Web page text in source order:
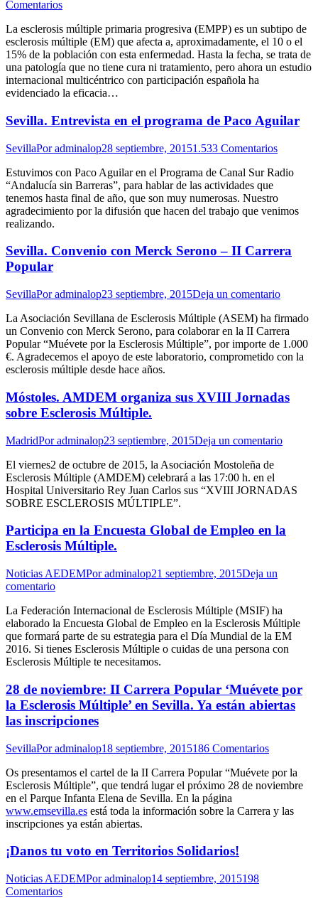
Comentarios
La esclerosis múltiple primaria progresiva (EMPP) es un subtipo de
esclerosis múltiple (EM) que afecta a, aproximadamente, el 10 o el
15% de la población con esta enfermedad. Hasta la fecha, se trata de
una patología que no tiene cura ni tratamiento, pero ahora un estudio
internacional multicéntrico con participación española ha
evidenciado la eficacia…
Sevilla. Entrevista en el programa de Paco Aguilar
SevillaPoradminalop28 septiembre, 20151.533 Comentarios
Estuvimos con Paco Aguilar en el Programa de Canal Sur Radio
“Andalucía sin Barreras”, para hablar de las actividades que
tenemos hasta final de año, que son muy numerosas. Nuestro
agradecimiento por la difusión que hacen del trabajo que venimos
realizando.
Sevilla. Convenio con Merck Serono – II Carrera
Popular
SevillaPoradminalop23 septiembre, 2015Deja un comentario
La Asociación Sevillana de Esclerosis Múltiple (ASEM) ha firmado
un Convenio con Merck Serono, para colaborar en la II Carrera
Popular “Muévete por la Esclerosis Múltiple”, por importe de 1.000
€. Agradecemos el apoyo de este laboratorio, comprometido con la
esclerosis múltiple desde hace años.
Móstoles. AMDEM organiza sus XVIII Jornadas
sobre Esclerosis Múltiple.
MadridPoradminalop23 septiembre, 2015Deja un comentario
El viernes2 de octubre de 2015, la Asociación Mostoleña de
Esclerosis Múltiple (AMDEM) celebrará a las 17:00 h. en el
Hospital Universitario Rey Juan Carlos sus “XVIII JORNADAS
SOBRE ESCLEROSIS MÚLTIPLE”.
Participa en la Encuesta Global de Empleo en la
Esclerosis Múltiple.
Noticias AEDEMPoradminalop21 septiembre, 2015Deja un
comentario
La Federación Internacional de Esclerosis Múltiple (MSIF) ha
elaborado la Encuesta Global de Empleo en la Esclerosis Múltiple
que formará parte de su estrategia para el Día Mundial de la EM
2016. Si tienes Esclerosis Múltiple o cuidas de una persona con
Esclerosis Múltiple te necesitamos.
28 de noviembre: II Carrera Popular ‘Muévete por
la Esclerosis Múltiple’ en Sevilla. Ya están abiertas
las inscripciones
SevillaPoradminalop18 septiembre, 2015186 Comentarios
Os presentamos el cartel de la II Carrera Popular “Muévete por la
Esclerosis Múltiple”, que tendrá lugar el próximo 28 de noviembre
en el Parque Infanta Elena de Sevilla. En la página
www.emsevilla.es está toda la información sobre la Carrera y las
inscripciones ya están abiertas.
¡Danos tu voto en Territorios Solidarios!
Noticias AEDEMPoradminalop14 septiembre, 2015198
Comentarios